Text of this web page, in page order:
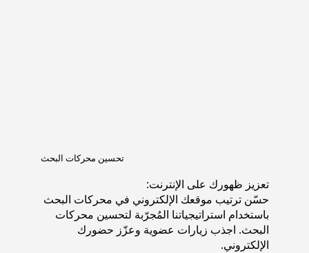
تحسين محركات البحث
تعزيز ظهورك على الإنترنت:
حسّن ترتيب موقعك الإلكتروني في محركات البحث
باستخدام استراتيجياتنا المُجرّبة لتحسين محركات
البحث. اجذب زيارات عضوية وعزّز حضورك
الإلكتروني.